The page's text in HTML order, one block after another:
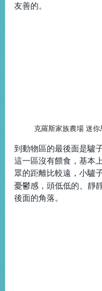
友善的。
克羅斯家族農場 迷
到動物區的最後面是驢
這一區沒有餵食，基本
眾的距離比較遠，小驢
憂鬱感，頭低低的、 靜
後面的角落。